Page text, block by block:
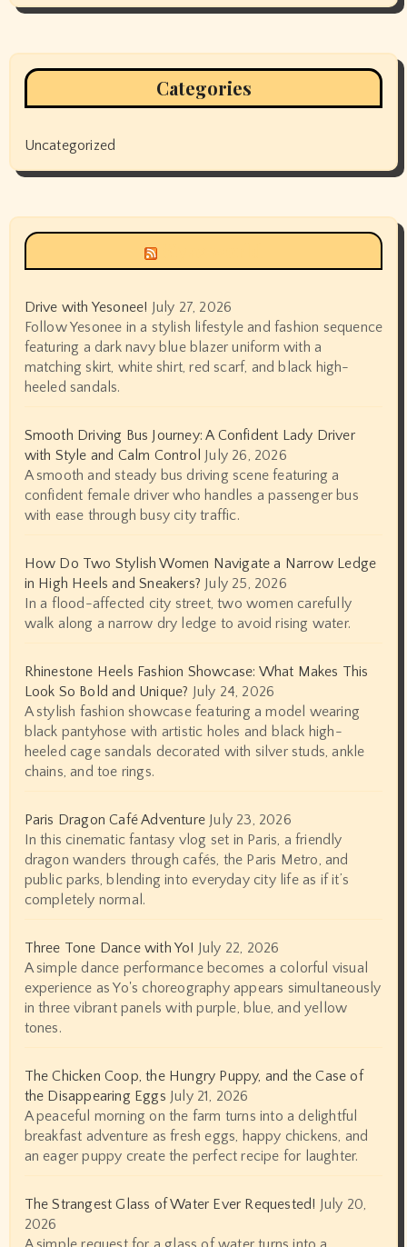
Categories
Uncategorized
Drive with Yesonee! July 27, 2026
Follow Yesonee in a stylish lifestyle and fashion sequence
featuring a dark navy blue blazer uniform with a
matching skirt, white shirt, red scarf, and black high-
heeled sandals.
Smooth Driving Bus Journey: A Confident Lady Driver
with Style and Calm Control July 26, 2026
A smooth and steady bus driving scene featuring a
confident female driver who handles a passenger bus
with ease through busy city traffic.
How Do Two Stylish Women Navigate a Narrow Ledge
in High Heels and Sneakers? July 25, 2026
In a flood-affected city street, two women carefully
walk along a narrow dry ledge to avoid rising water.
Rhinestone Heels Fashion Showcase: What Makes This
Look So Bold and Unique? July 24, 2026
A stylish fashion showcase featuring a model wearing
black pantyhose with artistic holes and black high-
heeled cage sandals decorated with silver studs, ankle
chains, and toe rings.
Paris Dragon Café Adventure July 23, 2026
In this cinematic fantasy vlog set in Paris, a friendly
dragon wanders through cafés, the Paris Metro, and
public parks, blending into everyday city life as if it’s
completely normal.
Three Tone Dance with Yo! July 22, 2026
A simple dance performance becomes a colorful visual
experience as Yo's choreography appears simultaneously
in three vibrant panels with purple, blue, and yellow
tones.
The Chicken Coop, the Hungry Puppy, and the Case of
the Disappearing Eggs July 21, 2026
A peaceful morning on the farm turns into a delightful
breakfast adventure as fresh eggs, happy chickens, and
an eager puppy create the perfect recipe for laughter.
The Strangest Glass of Water Ever Requested! July 20,
2026